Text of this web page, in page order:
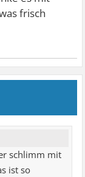
frisch
schlimm mit
ist so